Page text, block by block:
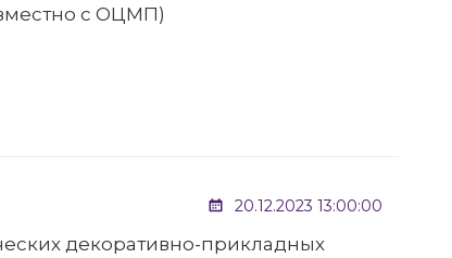
с ОЦМП)
20.12.2023 13:00:00
декоративно-прикладных